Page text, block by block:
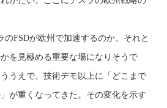
のFSDが欧州で加速するのか、それと
を見極める重要な場になりそうで
うえで、技術デモ以上に「どこまで
が重くなってきた。その変化を示す